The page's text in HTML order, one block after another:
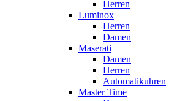
Herren
Luminox
Herren
Damen
Maserati
Damen
Herren
Automatikuhren
Master Time